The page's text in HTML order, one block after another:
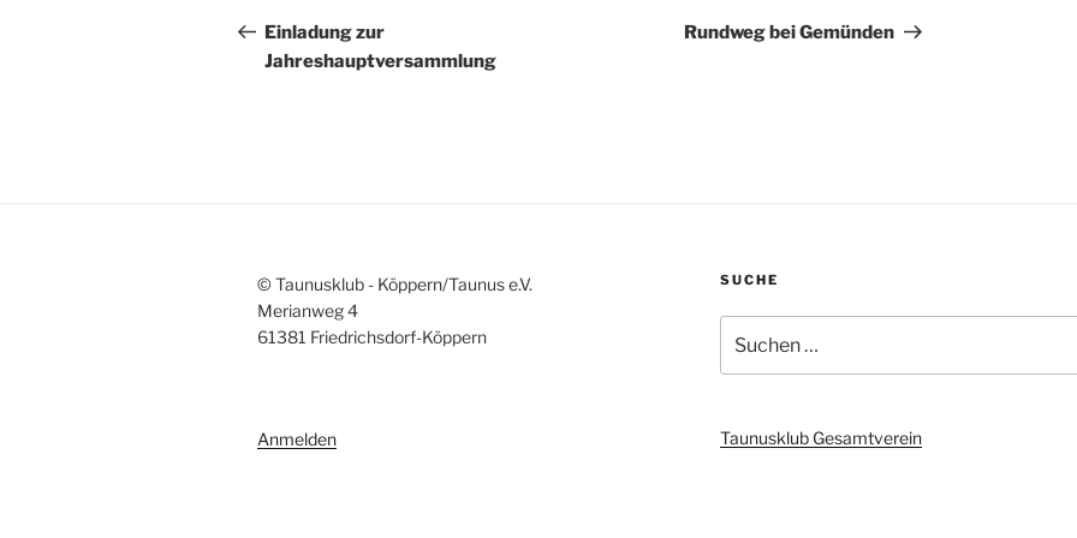
Beitrag
Einladung zur
Jahreshauptversammlung
Beitrag
Rundweg bei Gemünden
© Taunusklub - Köppern/Taunus e.V.
Merianweg 4
61381 Friedrichsdorf-Köppern
Anmelden
SUCHE
nach:
Taunusklub Gesamtverein